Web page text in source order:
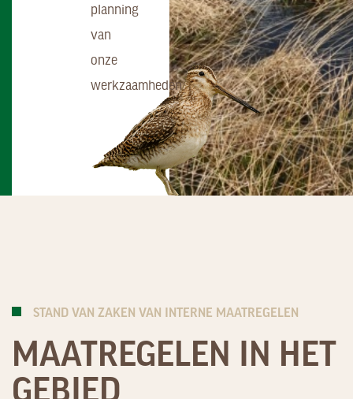
planning
van
onze
werkzaamheden.
STAND VAN ZAKEN VAN INTERNE MAATREGELEN
MAATREGELEN IN HET
GEBIED